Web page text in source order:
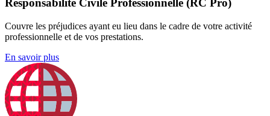
Responsabilité Civile Professionnelle (RC Pro)
Couvre les préjudices ayant eu lieu dans le cadre de votre activité
professionnelle et de vos prestations.
En savoir plus